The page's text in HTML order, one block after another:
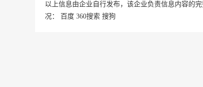
以上信息由企业自行发布，该企业负责信息内容的
况：
百度 360搜索 搜狗